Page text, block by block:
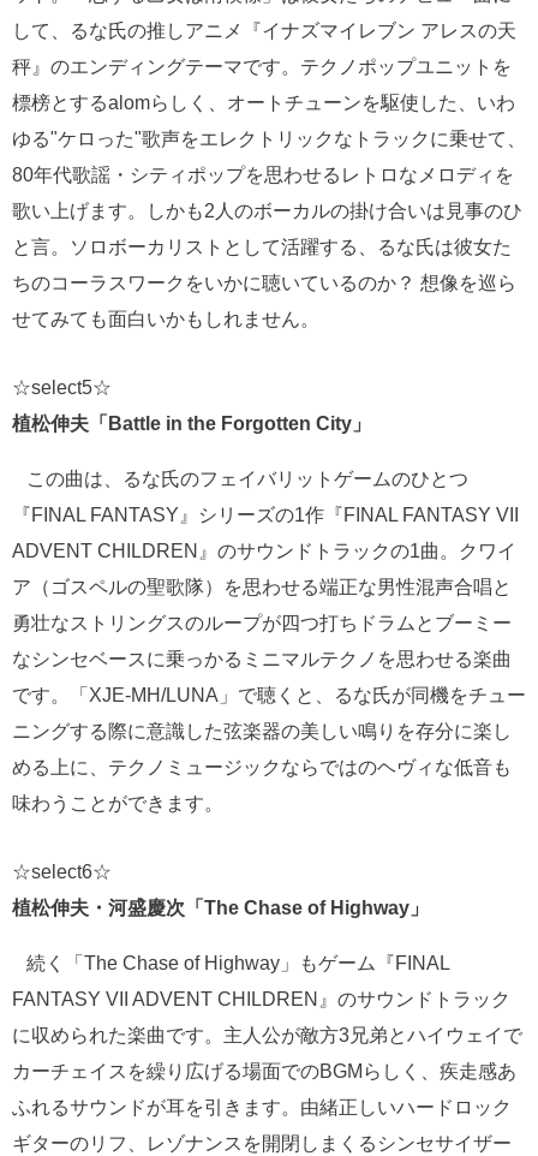
して、るな氏の推しアニメ『イナズマイレブン アレスの天
秤』のエンディングテーマです。テクノポップユニットを
標榜とするalomらしく、オートチューンを駆使した、いわ
ゆる"ケロった"歌声をエレクトリックなトラックに乗せて、
80年代歌謡・シティポップを思わせるレトロなメロディを
歌い上げます。しかも2人のボーカルの掛け合いは見事のひ
と言。ソロボーカリストとして活躍する、るな氏は彼女た
ちのコーラスワークをいかに聴いているのか？ 想像を巡ら
せてみても面白いかもしれません。
☆select5☆
植松伸夫「Battle in the Forgotten City」
この曲は、るな氏のフェイバリットゲームのひとつ
『FINAL FANTASY』シリーズの1作『FINAL FANTASY VII
ADVENT CHILDREN』のサウンドトラックの1曲。クワイ
ア（ゴスペルの聖歌隊）を思わせる端正な男性混声合唱と
勇壮なストリングスのループが四つ打ちドラムとブーミー
なシンセベースに乗っかるミニマルテクノを思わせる楽曲
です。「XJE-MH/LUNA」で聴くと、るな氏が同機をチュー
ニングする際に意識した弦楽器の美しい鳴りを存分に楽し
める上に、テクノミュージックならではのヘヴィな低音も
味わうことができます。
☆select6☆
植松伸夫・河盛慶次「The Chase of Highway」
続く「The Chase of Highway」もゲーム『FINAL
FANTASY VII ADVENT CHILDREN』のサウンドトラック
に収められた楽曲です。主人公が敵方3兄弟とハイウェイで
カーチェイスを繰り広げる場面でのBGMらしく、疾走感あ
ふれるサウンドが耳を引きます。由緒正しいハードロック
ギターのリフ、レゾナンスを開閉しまくるシンセサイザー